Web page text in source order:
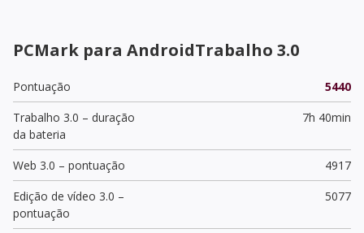
PCMark para AndroidTrabalho 3.0
Pontuação
5440
Trabalho 3.0 – duração
da bateria
7h 40min
Web 3.0 – pontuação
4917
Edição de vídeo 3.0 –
pontuação
5077